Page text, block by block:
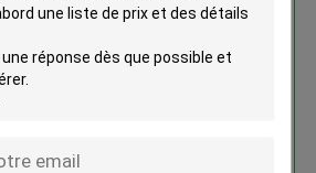
Performance de l'injecteur
0445110188 communs de rail
de gazole de moteur de Peugeot